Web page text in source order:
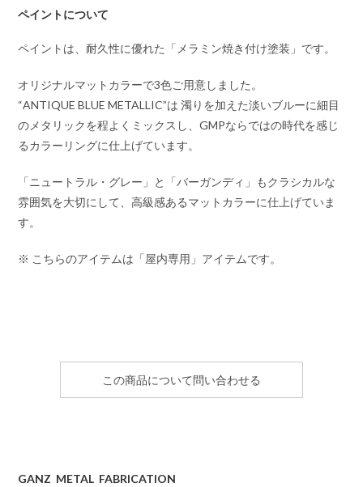
ペイントについて
ペイントは、耐久性に優れた「メラミン焼き付け塗装」です。
オリジナルマットカラーで3色ご用意しました。
“ANTIQUE BLUE METALLIC”は 濁りを加えた淡いブルーに細目
のメタリックを程よくミックスし、GMPならではの時代を感じ
るカラーリングに仕上げています。
「ニュートラル・グレー」と「バーガンディ」もクラシカルな
雰囲気を大切にして、高級感あるマットカラーに仕上げていま
す。
※ こちらのアイテムは「屋内専用」アイテムです。
この商品について問い合わせる
GANZ METAL FABRICATION